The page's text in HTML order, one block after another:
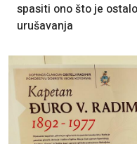
spasiti ono što je
urušavanja